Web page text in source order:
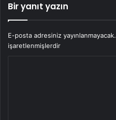
Bir yanıt yazın
E-posta adresiniz yayınlanmayacak.
işaretlenmişlerdir